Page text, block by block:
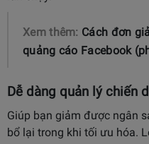
Xem thêm: Cách đơn
quảng cáo Facebook
Dễ dàng quản lý chiến
Giúp bạn giảm được ngân
bổ lại trong khi tối ưu hóa.